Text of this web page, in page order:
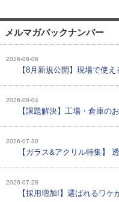
メルマガバックナンバー
2026-08-06
【8月新規公開】現場で使
2026-08-04
【課題解決】工場・倉庫の
2026-07-30
【ガラス&アクリル特集】
2026-07-28
【採用増加!】選ばれるワ